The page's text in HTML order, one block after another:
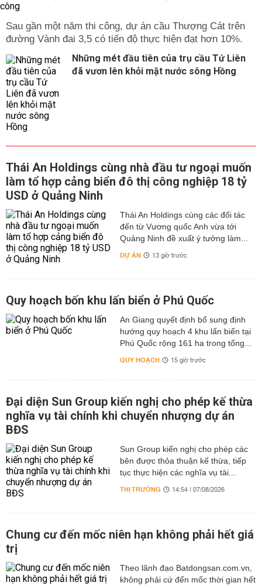
Sau gần một năm thi công, dự án cầu Thượng Cát trên
đường Vành đai 3,5 có tiến độ thực hiện đạt hơn 10%.
Những mét đầu tiên của trụ cầu Tứ Liên
đã vươn lên khỏi mặt nước sông Hồng
Thái An Holdings cùng nhà đầu tư ngoại muốn
làm tổ hợp cảng biển đô thị công nghiệp 18 tỷ
USD ở Quảng Ninh
Thái An Holdings cùng các đối tác
đến từ Vương quốc Anh vừa tới
Quảng Ninh đề xuất ý tưởng làm...
DỰ ÁN 13 giờ trước
Quy hoạch bốn khu lấn biển ở Phú Quốc
An Giang quyết định bổ sung định
hướng quy hoạch 4 khu lấn biển tại
Phú Quốc rộng 161 ha trong tổng...
QUY HOẠCH 15 giờ trước
Đại diện Sun Group kiến nghị cho phép kế thừa
nghĩa vụ tài chính khi chuyển nhượng dự án
BĐS
Sun Group kiến nghị cho phép các
bên được thỏa thuận kế thừa, tiếp
tục thực hiện các nghĩa vụ tài...
THỊ TRƯỜNG 14:54 | 07/08/2026
Chung cư đến mốc niên hạn không phải hết giá
trị
Theo lãnh đạo Batdongsan.com.vn,
không phải cứ đến mốc thời gian hết